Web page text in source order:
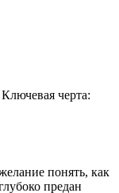
Ключевая черта:
понять, как
предан